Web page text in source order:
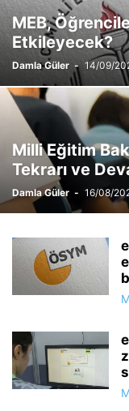
MEB,
Etkileyecek?
Damla Güler - 14/09/
Milli Eğitim
Tekrarı ve
Damla Güler - 16/08/